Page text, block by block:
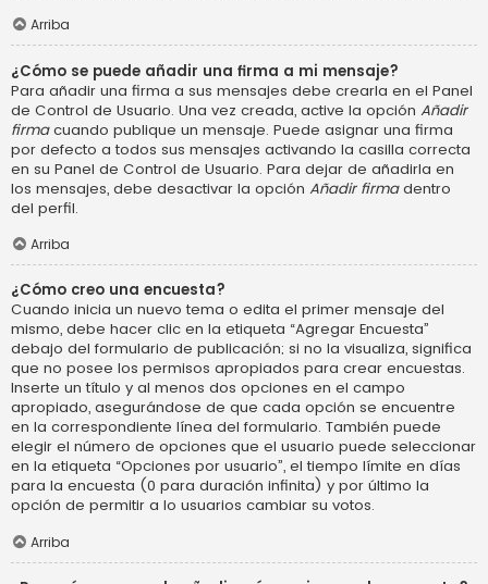
Arriba
¿Cómo se puede añadir una firma a mi mensaje?
Para añadir una firma a sus mensajes debe crearla en el Panel
de Control de Usuario. Una vez creada, active la opción Añadir
firmacuando publique un mensaje. Puede asignar una firma
por defecto a todos sus mensajes activando la casilla correcta
en su Panel de Control de Usuario. Para dejar de añadirla en
los mensajes, debe desactivar la opción Añadir firmadentro
del perfil.
Arriba
¿Cómo creo una encuesta?
Cuando inicia un nuevo tema o edita el primer mensaje del
mismo, debe hacer clic en la etiqueta “Agregar Encuesta”
debajo del formulario de publicación; si no la visualiza, significa
que no posee los permisos apropiados para crear encuestas.
Inserte un título y al menos dos opciones en el campo
apropiado, asegurándose de que cada opción se encuentre
en la correspondiente línea del formulario. También puede
elegir el número de opciones que el usuario puede seleccionar
en la etiqueta “Opciones por usuario”, el tiempo límite en días
para la encuesta (0 para duración infinita) y por último la
opción de permitir a lo usuarios cambiar su votos.
Arriba